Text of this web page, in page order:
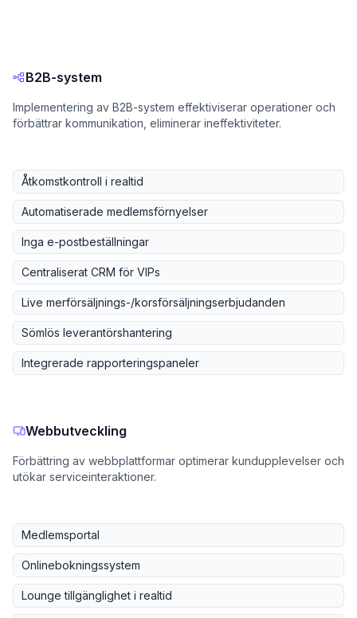
B2B-system
Implementering av B2B-system effektiviserar operationer och
förbättrar kommunikation, eliminerar ineffektiviteter.
Åtkomstkontroll i realtid
Automatiserade medlemsförnyelser
Inga e-postbeställningar
Centraliserat CRM för VIPs
Live merförsäljnings-/korsförsäljningserbjudanden
Sömlös leverantörshantering
Integrerade rapporteringspaneler
Webbutveckling
Förbättring av webbplattformar optimerar kundupplevelser och
utökar serviceinteraktioner.
Medlemsportal
Onlinebokningssystem
Lounge tillgänglighet i realtid